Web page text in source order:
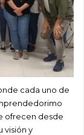
cada uno de
ofrecen desde
visión y